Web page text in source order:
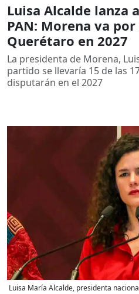
Luisa Alcalde lanza
PAN: Morena va
Querétaro en 2027
La presidenta de Morena,
partido se llevaría 15 de las
disputarán en el 2027
Luisa María Alcalde, presidenta